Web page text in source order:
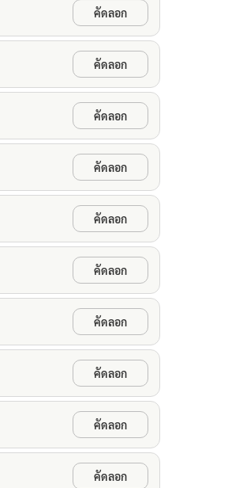
คัดลอก
คัดลอก
คัดลอก
คัดลอก
คัดลอก
คัดลอก
คัดลอก
คัดลอก
คัดลอก
คัดลอก